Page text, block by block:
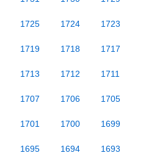
1725 1724 1723
1719 1718 1717
1713 1712 1711
1707 1706 1705
1701 1700 1699
1695 1694 1693